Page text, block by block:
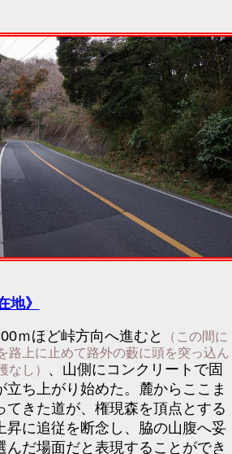
地》
ｍほど峠方向へ進むと
（この間に
路上に止めて路外の藪に頭を突っ込ん
なし）
、山側にコンクリートで固
立ち上がり始めた。麓からここま
てきた道が、権現森を頂点とする
昇に追従を断念し、脇の山腹へ妥
んだ場面だと表現することができ